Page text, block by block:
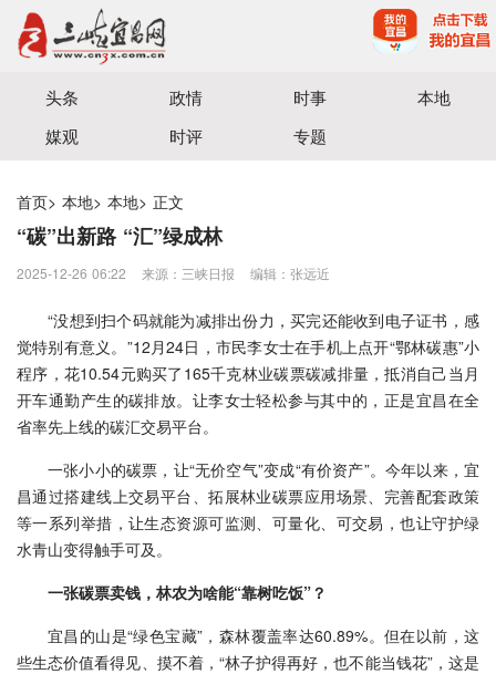
宜昌三峡融媒体中心主办
头条 政情 时事
本地
媒观
时评 专题
首页> 本地> 本地> 正文
“碳”出新路 “汇”绿成林
2025-12-26 06:22 来源：三峡日报 编辑：张远近
“没想到扫个码就能为减排出份力，买完还能收到电子证书，感
觉特别有意义。”12月24日，市民李女士在手机上点开“鄂林碳惠”小
程序，花10.54元购买了165千克林业碳票碳减排量，抵消自己当月
开车通勤产生的碳排放。让李女士轻松参与其中的，正是宜昌在全
省率先上线的碳汇交易平台。
一张小小的碳票，让“无价空气”变成“有价资产”。今年以来，宜
昌通过搭建线上交易平台、拓展林业碳票应用场景、完善配套政策
等一系列举措，让生态资源可监测、可量化、可交易，也让守护绿
水青山变得触手可及。
一张碳票卖钱，林农为啥能“靠树吃饭”？
宜昌的山是“绿色宝藏”，森林覆盖率达60.89%。但在以前，这
些生态价值看得见、摸不着，“林子护得再好，也不能当钱花”，这是